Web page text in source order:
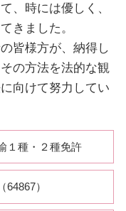
、時には優しく、
きました。
皆様方が、納得し
の方法を法的な観
向けて努力してい
１種・２種免許
）